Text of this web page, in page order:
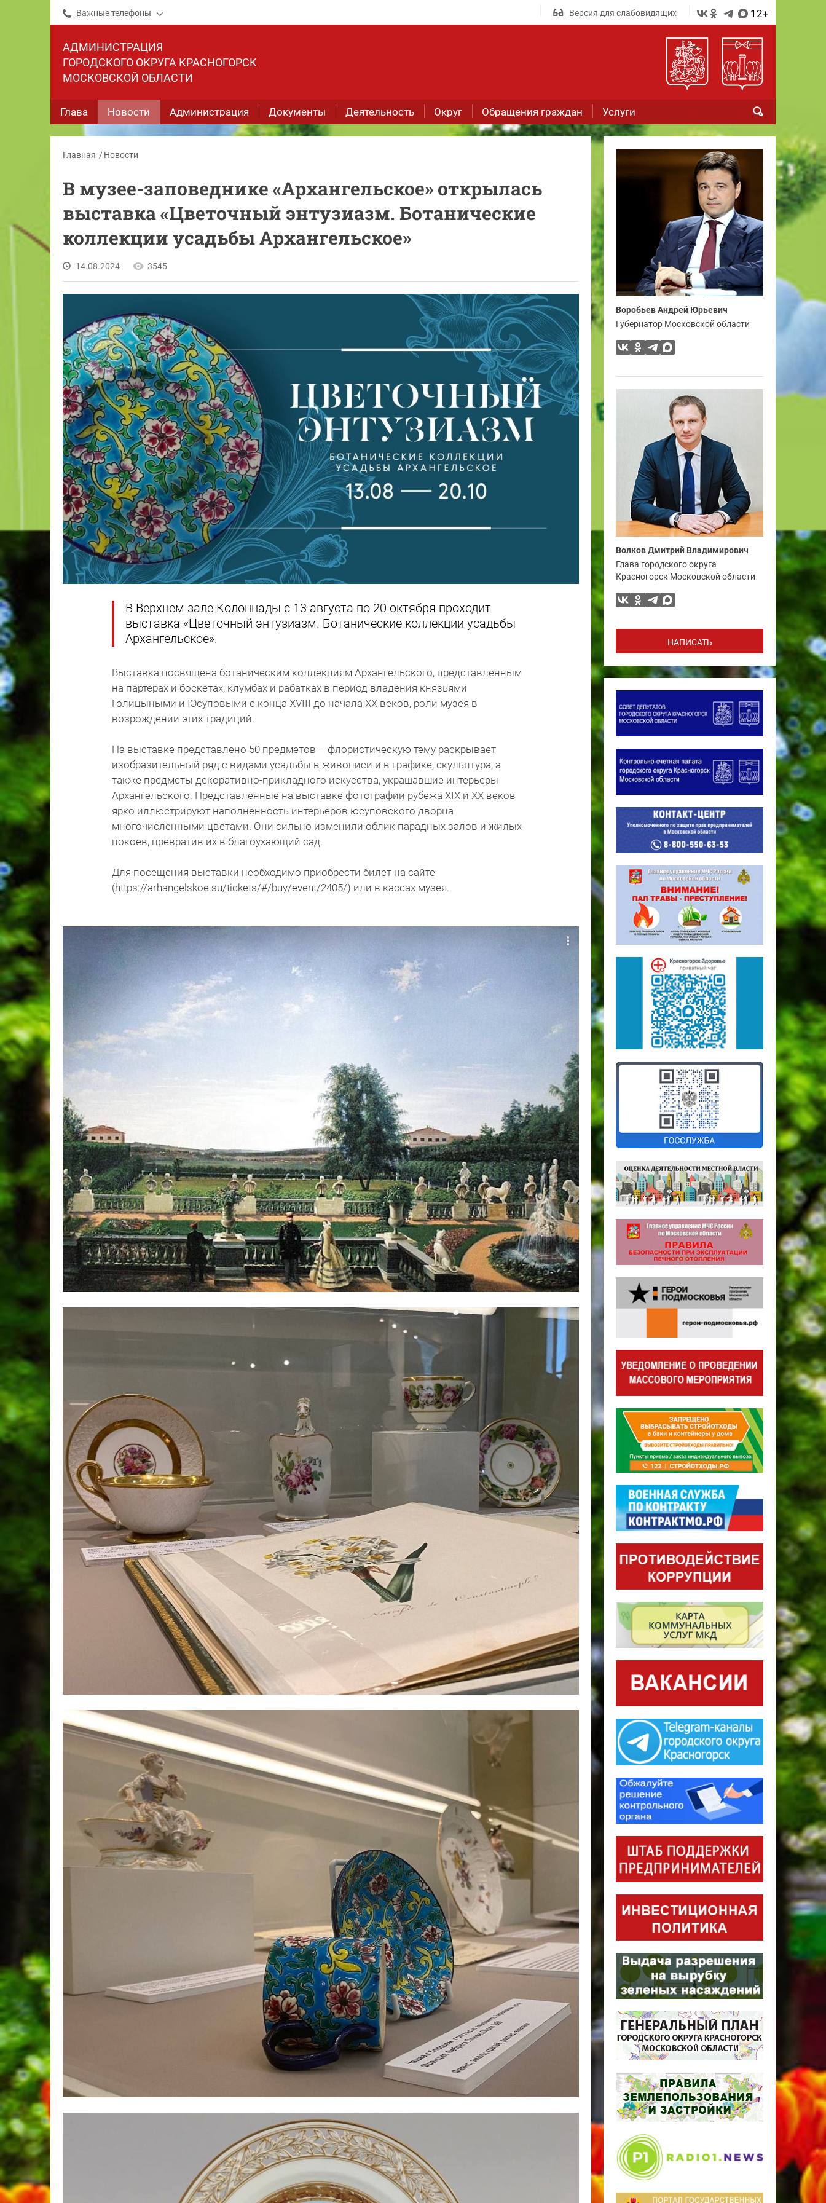
Важные телефоны Версия для слабовидящих 12+
АДМИНИСТРАЦИЯ
ГОРОДСКОГО ОКРУГА КРАСНОГОРСК
МОСКОВСКОЙ ОБЛАСТИ
Глава Новости Администрация Документы Деятельность Округ Обращения граждан Услуги
Главная Новости
В музее-заповеднике «Архангельское» открылась
выставка «Цветочный энтузиазм. Ботанические
коллекции усадьбы Архангельское»
14.08.2024 3545
В Верхнем зале Колоннады с 13 августа по 20 октября проходит
выставка «Цветочный энтузиазм. Ботанические коллекции усадьбы
Архангельское».
Выставка посвящена ботаническим коллекциям Архангельского, представленным
на партерах и боскетах, клумбах и рабатках в период владения князьями
Голицыными и Юсуповыми с конца XVIII до начала XX веков, роли музея в
возрождении этих традиций.
На выставке представлено 50 предметов – флористическую тему раскрывает
изобразительный ряд с видами усадьбы в живописи и в графике, скульптура, а
также предметы декоративно-прикладного искусства, украшавшие интерьеры
Архангельского. Представленные на выставке фотографии рубежа XIX и XX веков
ярко иллюстрируют наполненность интерьеров юсуповского дворца
многочисленными цветами. Они сильно изменили облик парадных залов и жилых
покоев, превратив их в благоухающий сад.
Для посещения выставки необходимо приобрести билет на сайте
(https://arhangelskoe.su/tickets/#/buy/event/2405/) или в кассах музея.
Воробьев Андрей Юрьевич
Губернатор Московской области
Волков Дмитрий Владимирович
Глава городского округа
Красногорск Московской области
НАПИСАТЬ